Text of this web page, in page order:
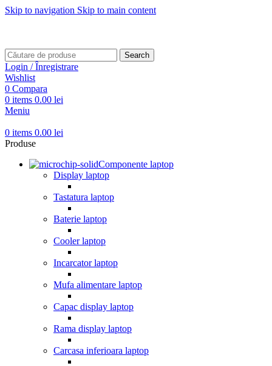
Skip to navigation Skip to main content
Search
Login / Înregistrare
Wishlist
0 Compara
0 items 0.00 lei
Meniu
0 items 0.00 lei
Produse
Componente laptop
Display laptop
Tastatura laptop
Baterie laptop
Cooler laptop
Incarcator laptop
Mufa alimentare laptop
Capac display laptop
Rama display laptop
Carcasa inferioara laptop